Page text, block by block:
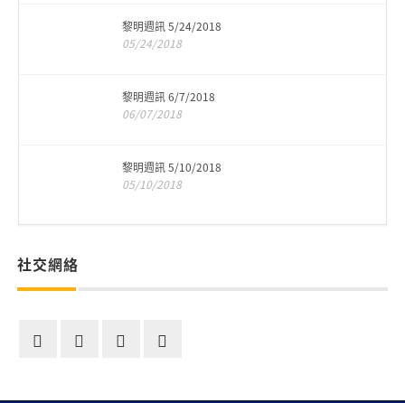
黎明週訊 5/24/2018
05/24/2018
黎明週訊 6/7/2018
06/07/2018
黎明週訊 5/10/2018
05/10/2018
社交網絡